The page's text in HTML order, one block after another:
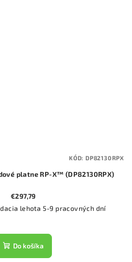
platne RP-X™ (DP82130RPX)
€297,79
lehota 5-9 pracovných dní
Do košíka
KÓD: DP82130RPX